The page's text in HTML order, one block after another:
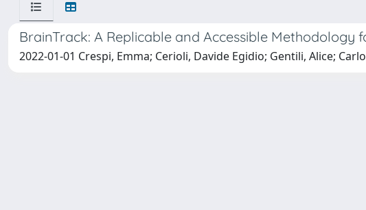
BrainTrack: A Replicable and Accessible
2022-01-01 Crespi, Emma; Cerioli, Davide Egidio; Gentili, Alice;